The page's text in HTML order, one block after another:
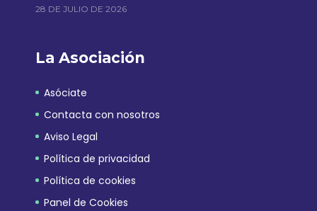
28 DE JULIO DE 2026
La Asociación
Asóciate
Contacta con nosotros
Aviso Legal
Política de privacidad
Política de cookies
Panel de Cookies